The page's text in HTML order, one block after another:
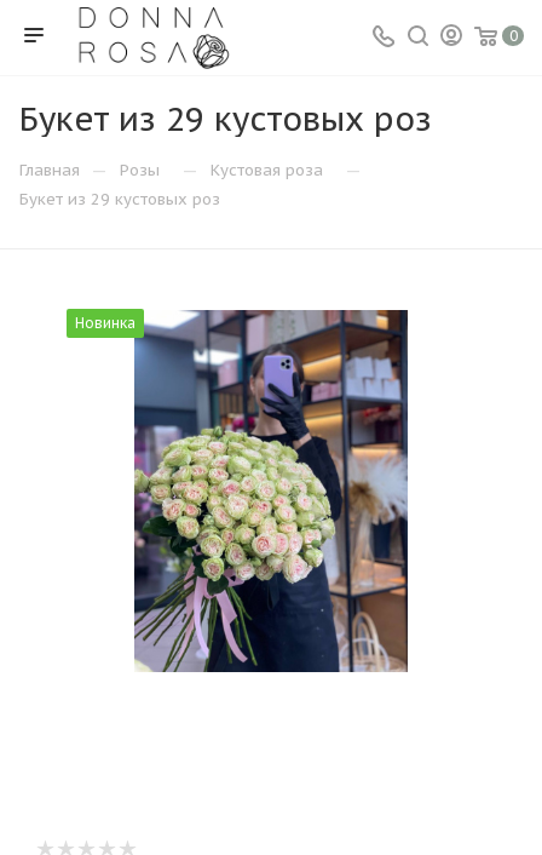
0
Букет из 29 кустовых роз
Главная — Розы — Кустовая роза —
Букет из 29 кустовых роз
Новинка